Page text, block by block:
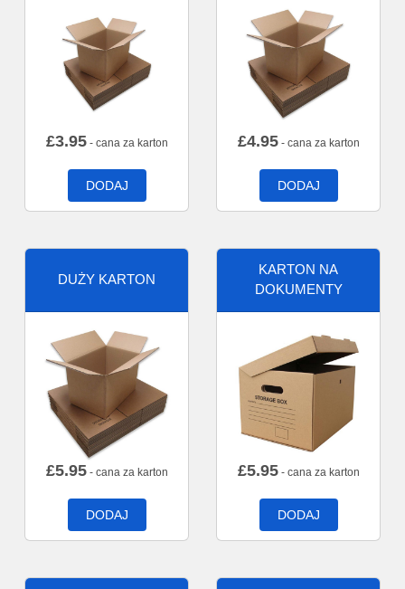
£3.95- cana za karton
DODAJ
£4.95- cana za karton
DODAJ
DUŻY KARTON
£5.95- cana za karton
DODAJ
KARTON NA
DOKUMENTY
£5.95- cana za karton
DODAJ